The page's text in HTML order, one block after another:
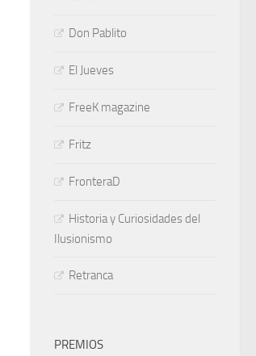
Don Pablito
El Jueves
FreeK magazine
Fritz
FronteraD
Historia y Curiosidades del
Ilusionismo
Retranca
PREMIOS